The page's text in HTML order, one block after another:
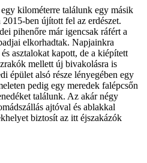
kilométerre találunk egy másik
ben újított fel az erdészet.
pihenőre már igencsak ráfért a
elkorhadtak. Napjainkra
asztalokat kapott, de a kiépített
mellett új bivakolásra is
épület alsó része lényegében egy
pedig egy meredek falépcsőn
találunk. Az akár négy
ajtóval és ablakkal
biztosít az itt éjszakázók